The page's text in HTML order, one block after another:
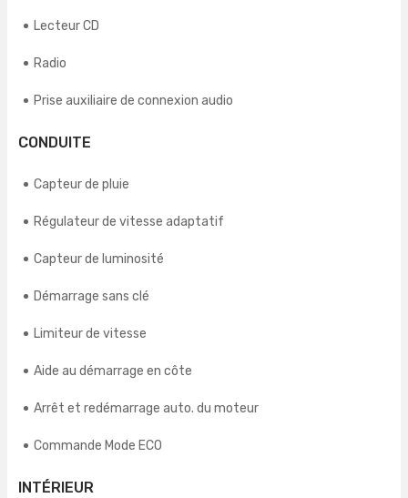
Lecteur CD
Radio
Prise auxiliaire de connexion audio
CONDUITE
Capteur de pluie
Régulateur de vitesse adaptatif
Capteur de luminosité
Démarrage sans clé
Limiteur de vitesse
Aide au démarrage en côte
Arrêt et redémarrage auto. du moteur
Commande Mode ECO
INTÉRIEUR